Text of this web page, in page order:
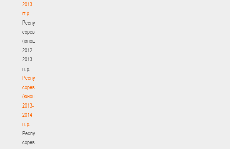
2013
гг.р.
Республиканские
соревнования
(юноши)
2012-
2013
гг.р.
Республиканские
соревнования
(юноши)
2013-
2014
гг.р.
Республиканские
соревнования